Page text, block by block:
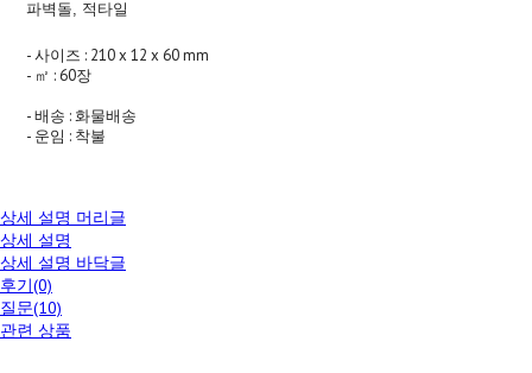
파벽돌, 적타일
- 사이즈 : 210 x 12 x 60 mm
- ㎡ : 60장
- 배송 : 화물배송
- 운임 : 착불
상세 설명 머리글
상세 설명
상세 설명 바닥글
후기(0)
질문(10)
관련 상품